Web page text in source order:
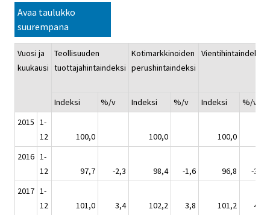
Avaa taulukko
suurempana
Vuosi ja
kuukausi
Teollisuuden
tuottajahintaindeksi
Kotimarkkinoiden
perushintaindeksi
Vientihintaindeksi
Indeksi %/v Indeksi %/v Indeksi
%/v
2015 1-
12
100,0 100,0
100,0
2016 1-
12
97,7 -2,3 98,4 -1,6 96,8
-3,2
2017 1-
12
101,0 3,4 102,2 3,8 101,2
4,5